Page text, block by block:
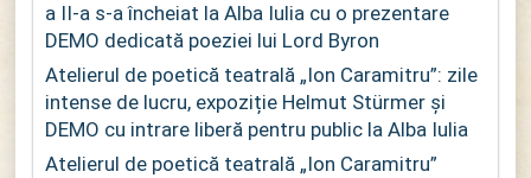
a II-a s-a încheiat la Alba Iulia cu o prezentare
DEMO dedicată poeziei lui Lord Byron
Atelierul de poetică teatrală „Ion Caramitru”: zile
intense de lucru, expoziție Helmut Stürmer și
DEMO cu intrare liberă pentru public la Alba Iulia
Atelierul de poetică teatrală „Ion Caramitru”